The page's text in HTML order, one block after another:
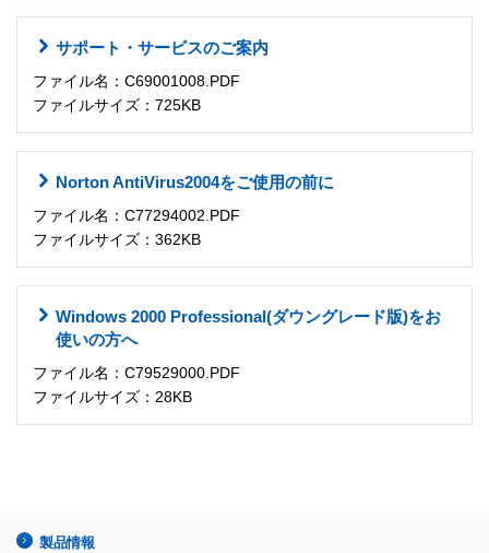
サポート・サービスのご案内
ファイル名：C69001008.PDF
ファイルサイズ：725KB
Norton AntiVirus2004をご使用の前に
ファイル名：C77294002.PDF
ファイルサイズ：362KB
Windows 2000 Professional(ダウングレード版)をお
使いの方へ
ファイル名：C79529000.PDF
ファイルサイズ：28KB
製品情報